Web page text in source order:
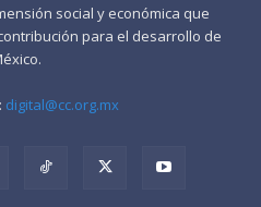
social y económica que
para el desarrollo de
digital@cc.org.mx